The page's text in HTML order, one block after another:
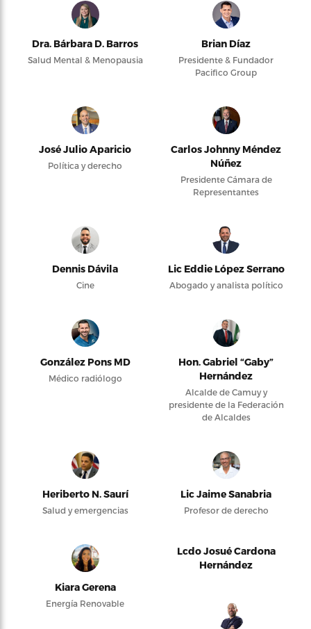
Dra. Bárbara D. Barros
Salud Mental & Menopausia
Brian Díaz
Presidente & Fundador
Pacifico Group
José Julio Aparicio
Política y derecho
Carlos Johnny Méndez
Núñez
Presidente Cámara de
Representantes
Dennis Dávila
Cine
Lic Eddie López Serrano
Abogado y analista político
González Pons MD
Médico radiólogo
Hon. Gabriel “Gaby”
Hernández
Alcalde de Camuy y
presidente de la Federación
de Alcaldes
Heriberto N. Saurí
Salud y emergencias
Lic Jaime Sanabria
Profesor de derecho
Kiara Gerena
Energía Renovable
Lcdo Josué Cardona
Hernández